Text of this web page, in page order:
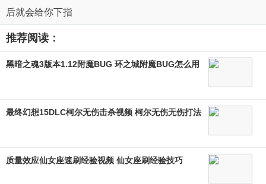
后就会给你下指
推荐阅读：
黑暗之魂3版本1.12附魔BUG 环之城附魔BUG怎么用
最终幻想15DLC柯尔无伤击杀视频 柯尔无伤无伤打法
质量效应仙女座速刷经验视频 仙女座刷经验技巧